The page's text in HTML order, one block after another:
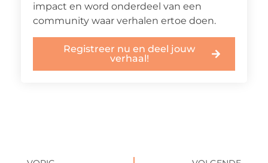
impact en word onderdeel van een
community waar verhalen ertoe doen.
Registreer nu en deel jouw
verhaal!